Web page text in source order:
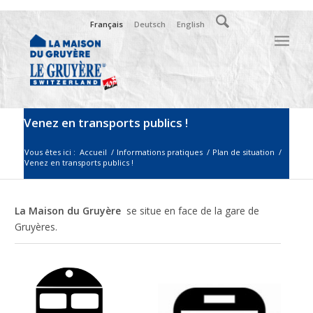
Français Deutsch English
Venez en transports publics !
Vous êtes ici : Accueil / Informations pratiques / Plan de situation /
Venez en transports publics !
La Maison du Gruyère se situe en face de la gare de
Gruyères.